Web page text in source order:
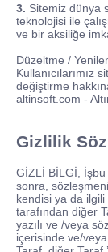
3. Sitemiz dünya
teknolojisi ile
ve bir aksiliğe
Düzeltme /
Kullanıcılarımız
değiştirme
altinsoft.com -
Gizlilik
GİZLİ BİLGİ,
sonra,
kendisi ya da ilgili
tarafından diğer
yazılı ve /veya
içerisinde ve/